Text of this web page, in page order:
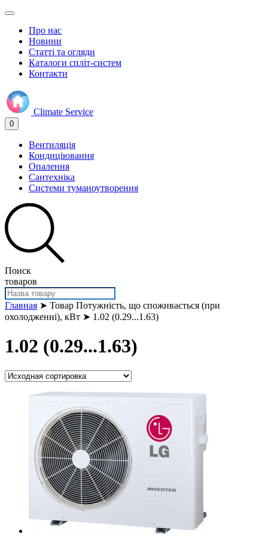
Про нас
Новини
Статті та огляди
Каталоги спліт-систем
Контакти
Climate Service
0
Вентиляція
Кондиціювання
Опалення
Сантехніка
Системи туманоутворення
Поиск
товаров
Главная ➤ Товар Потужність, що споживається (при
охолодженні), кВт ➤ 1.02 (0.29...1.63)
1.02 (0.29...1.63)